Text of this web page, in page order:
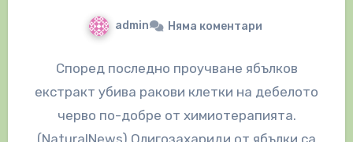
admin Няма коментари
Според последно проучване ябълков
екстракт убива ракови клетки на дебелото
черво по-добре от химиотерапията.
(NaturalNews) Олигозахариди от ябълки са